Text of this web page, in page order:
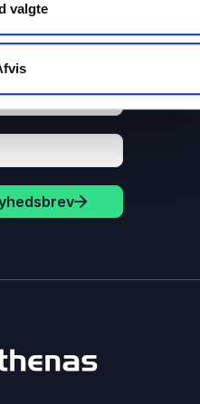
valgte
og få løbende gode
arrangementer.